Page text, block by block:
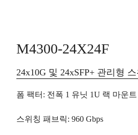
M4300-24X24F
24x10G 및 24xSFP+ 관리형
폼 팩터 : 전폭 1 유닛 1U 랙 마운트
스위칭 패브릭: 960 Gbps